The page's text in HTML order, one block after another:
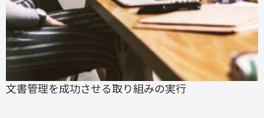
文書管理を成功させる取り組みの実行